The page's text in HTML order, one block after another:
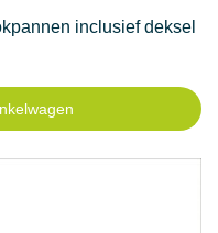
inclusief deksel